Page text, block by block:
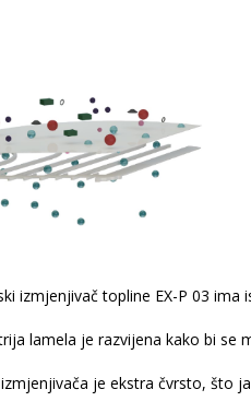
izmjenjivač topline EX-P 03
lamela je razvijena kako bi se
je ekstra čvrsto, što